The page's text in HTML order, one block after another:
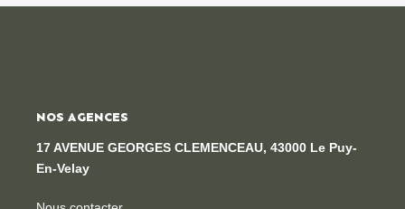
NOS AGENCES
17 AVENUE GEORGES CLEMENCEAU, 43000 Le Puy-
En-Velay